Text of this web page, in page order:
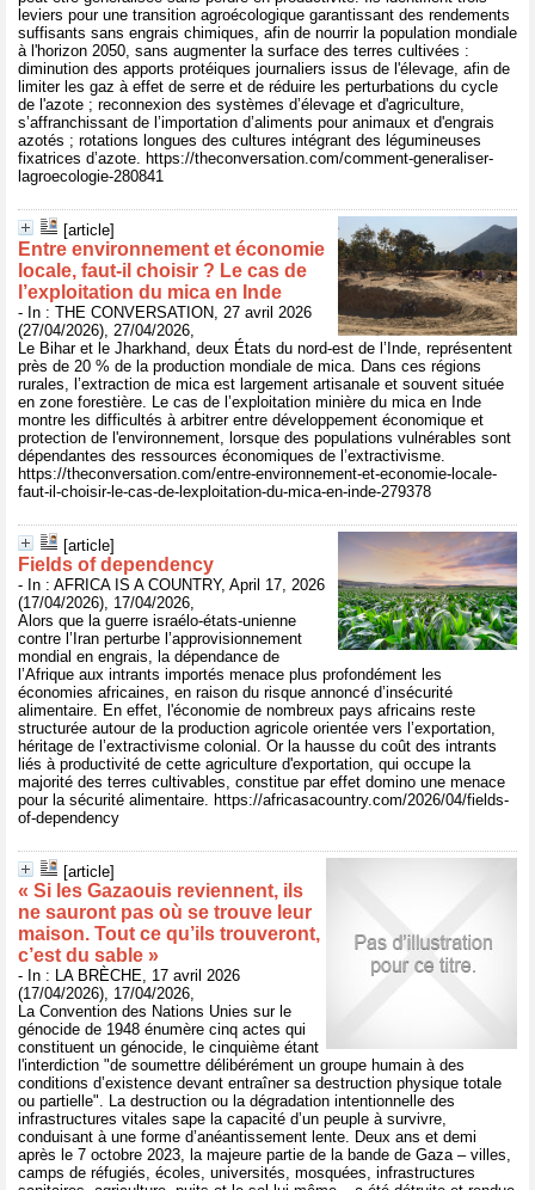
leviers pour une transition agroécologique garantissant des rendements
suffisants sans engrais chimiques, afin de nourrir la population mondiale
à l'horizon 2050, sans augmenter la surface des terres cultivées :
diminution des apports protéiques journaliers issus de l'élevage, afin de
limiter les gaz à effet de serre et de réduire les perturbations du cycle
de l'azote ; reconnexion des systèmes d’élevage et d'agriculture,
s’affranchissant de l’importation d’aliments pour animaux et d'engrais
azotés ; rotations longues des cultures intégrant des légumineuses
fixatrices d’azote. https://theconversation.com/comment-generaliser-
lagroecologie-280841
[article]
Entre environnement et économie
locale, faut‑il choisir ? Le cas de
l’exploitation du mica en Inde
- In : THE CONVERSATION, 27 avril 2026
(27/04/2026), 27/04/2026,
Le Bihar et le Jharkhand, deux États du nord-est de l’Inde, représentent
près de 20 % de la production mondiale de mica. Dans ces régions
rurales, l’extraction de mica est largement artisanale et souvent située
en zone forestière. Le cas de l’exploitation minière du mica en Inde
montre les difficultés à arbitrer entre développement économique et
protection de l'environnement, lorsque des populations vulnérables sont
dépendantes des ressources économiques de l’extractivisme.
https://theconversation.com/entre-environnement-et-economie-locale-
faut-il-choisir-le-cas-de-lexploitation-du-mica-en-inde-279378
[article]
Fields of dependency
- In : AFRICA IS A COUNTRY, April 17, 2026
(17/04/2026), 17/04/2026,
Alors que la guerre israélo-états-unienne
contre l’Iran perturbe l’approvisionnement
mondial en engrais, la dépendance de
l’Afrique aux intrants importés menace plus profondément les
économies africaines, en raison du risque annoncé d’insécurité
alimentaire. En effet, l'économie de nombreux pays africains reste
structurée autour de la production agricole orientée vers l’exportation,
héritage de l’extractivisme colonial. Or la hausse du coût des intrants
liés à productivité de cette agriculture d'exportation, qui occupe la
majorité des terres cultivables, constitue par effet domino une menace
pour la sécurité alimentaire. https://africasacountry.com/2026/04/fields-
of-dependency
[article]
« Si les Gazaouis reviennent, ils
ne sauront pas où se trouve leur
maison. Tout ce qu’ils trouveront,
c’est du sable »
- In : LA BRÈCHE, 17 avril 2026
(17/04/2026), 17/04/2026,
La Convention des Nations Unies sur le
génocide de 1948 énumère cinq actes qui
constituent un génocide, le cinquième étant
l'interdiction "de soumettre délibérément un groupe humain à des
conditions d’existence devant entraîner sa destruction physique totale
ou partielle". La destruction ou la dégradation intentionnelle des
infrastructures vitales sape la capacité d’un peuple à survivre,
conduisant à une forme d’anéantissement lente. Deux ans et demi
après le 7 octobre 2023, la majeure partie de la bande de Gaza – villes,
camps de réfugiés, écoles, universités, mosquées, infrastructures